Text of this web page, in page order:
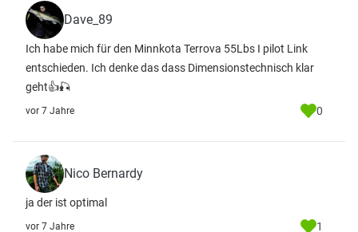
Dave_89
Ich habe mich für den Minnkota Terrova 55Lbs I pilot Link
entschieden. Ich denke das dass Dimensionstechnisch klar
geht👍🎣
vor 7 Jahre 0
Nico Bernardy
ja der ist optimal
vor 7 Jahre 1